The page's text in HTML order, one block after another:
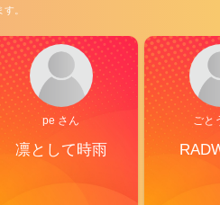
。
pe さん
凛として時雨
ごと